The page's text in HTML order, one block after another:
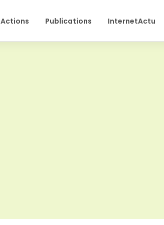
Actions Publications InternetActu